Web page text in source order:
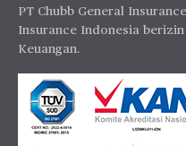
PT Chubb General
Insurance Indonesia
Keuangan.